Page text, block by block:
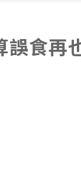
食再